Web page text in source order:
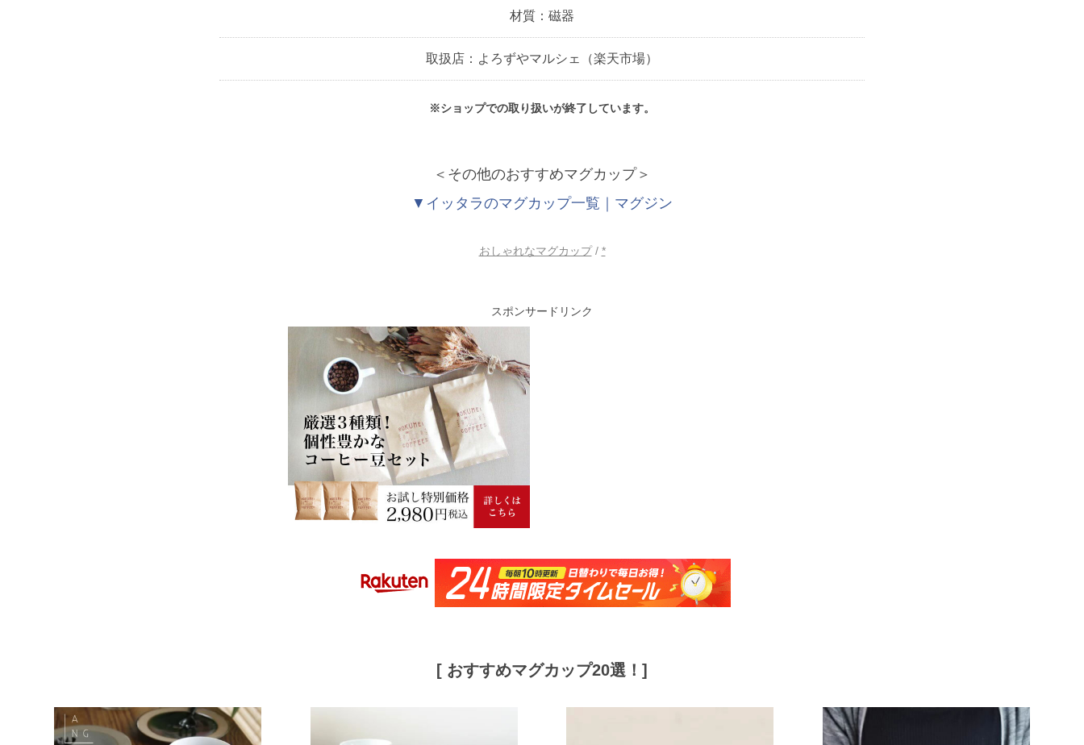
材質：磁器
取扱店：よろずやマルシェ（楽天市場）
※ショップでの取り扱いが終了しています。
＜その他のおすすめマグカップ＞
▼イッタラのマグカップ一覧｜マグジン
おしゃれなマグカップ/ *
スポンサードリンク
[ おすすめマグカップ20選！]